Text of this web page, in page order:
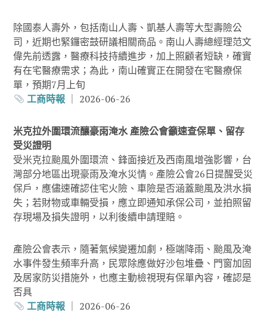
除國泰人壽外，包括南山人壽、凱基人壽等大型壽險公
司，近期也緊鑼密鼓研議相關商品。南山人壽總經理范文
偉先前透露，醫療科技持續進步，加上照顧者短缺，確實
有在宅醫療需求；為此，南山確實正在開發在宅醫療保
單，預期7月上旬
工商時報｜ 2026-06-26
米克拉外圍環流釀豪雨淹水 產險公會籲速查保單、留存
受災證明
受米克拉颱風外圍環流、鋒面接近及西南風增強影響，台
灣部分地區出現豪雨及淹水災情。產險公會26日提醒受災
保戶，應儘速確認住宅火險、車險是否涵蓋颱風及洪水損
失；若財物或車輛受損，應立即通知承保公司，並拍照留
存現場及損失證明，以利後續申請理賠。
產險公會表示，隨著氣候變遷加劇，極端降雨、颱風及淹
水事件發生頻率升高，民眾除應做好沙包堆疊、門窗加固
及居家防災措施外，也應主動檢視現有保單內容，確認是
否具
工商時報｜ 2026-06-26